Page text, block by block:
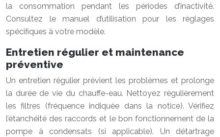
la consommation pendant les périodes d’inactivité.
Consultez le manuel d’utilisation pour les réglages
spécifiques à votre modèle.
Entretien régulier et maintenance
préventive
Un entretien régulier prévient les problèmes et prolonge
la durée de vie du chauffe-eau. Nettoyez régulièrement
les filtres (fréquence indiquée dans la notice). Vérifiez
l’étanchéité des raccords et le bon fonctionnement de la
pompe à condensats (si applicable). Un détartrage